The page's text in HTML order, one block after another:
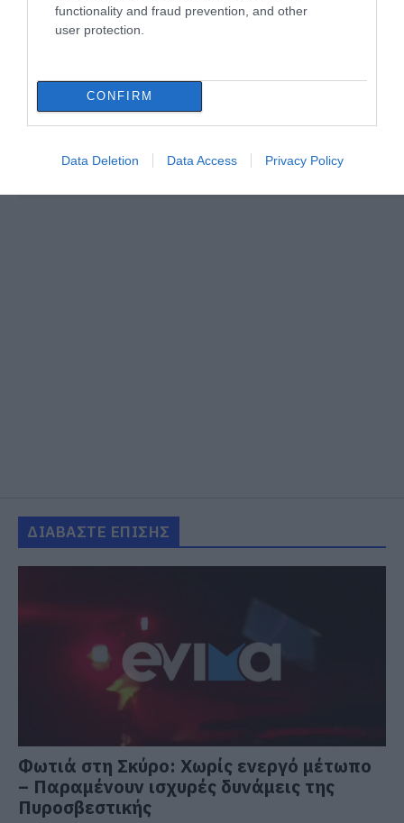
functionality and fraud prevention, and other
user protection.
CONFIRM
Data Deletion Data Access Privacy Policy
ΔΙΑΒΑΣΤΕ ΕΠΙΣΗΣ
Φωτιά στη Σκύρο: Χωρίς ενεργό μέτωπο
– Παραμένουν ισχυρές δυνάμεις της
Πυροσβεστικής